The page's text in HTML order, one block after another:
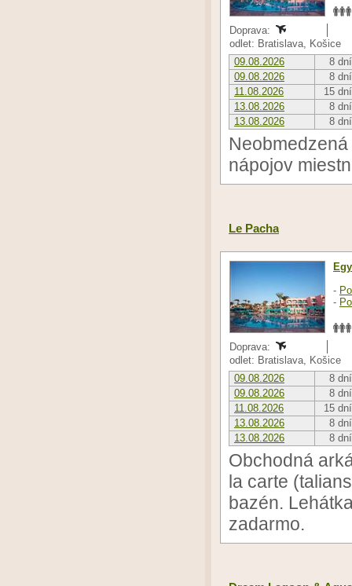
Doprava:
odlet: Bratislava, Košice
09.08.2026
8 dní
09.08.2026
8 dní
11.08.2026
15 dní
13.08.2026
8 dní
13.08.2026
8 dní
nápojov
Le Pacha
-
-
Doprava:
odlet: Bratislava, Košice
09.08.2026
8 dní
09.08.2026
8 dní
11.08.2026
15 dní
13.08.2026
8 dní
13.08.2026
8 dní
Obchodná
la carte
bazén.
zadarmo.